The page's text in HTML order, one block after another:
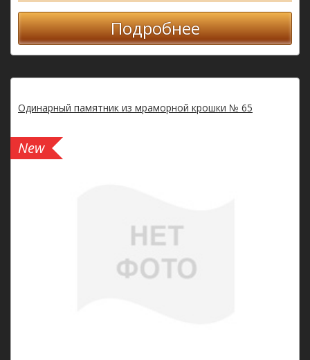
Подробнее
Одинарный памятник из мраморной крошки № 65
New